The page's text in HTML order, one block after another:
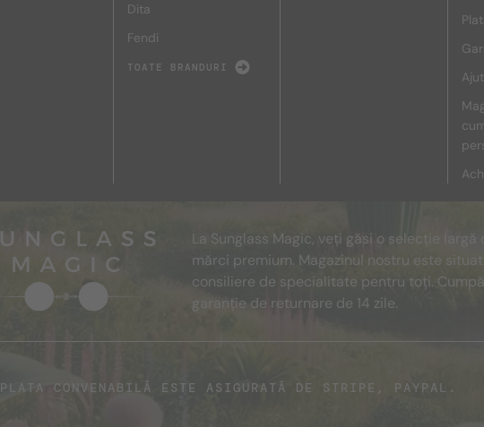
Dita
Fendi
TOATE BRANDURI
La Sunglass Magic, veți găsi o selecție
mărci premium. Magazinul nostru este
consiliere de specialitate pentru toți.
garanție de returnare de 14 zile.
PLATA CONVENABILĂ ESTE ASIGURATĂ DE STRIPE, PAYPAL.